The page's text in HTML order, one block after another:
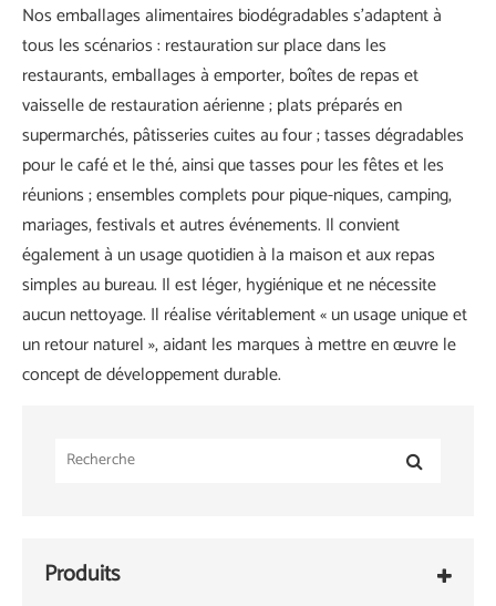
Nos emballages alimentaires biodégradables s'adaptent à
tous les scénarios : restauration sur place dans les
restaurants, emballages à emporter, boîtes de repas et
vaisselle de restauration aérienne ; plats préparés en
supermarchés, pâtisseries cuites au four ; tasses dégradables
pour le café et le thé, ainsi que tasses pour les fêtes et les
réunions ; ensembles complets pour pique-niques, camping,
mariages, festivals et autres événements. Il convient
également à un usage quotidien à la maison et aux repas
simples au bureau. Il est léger, hygiénique et ne nécessite
aucun nettoyage. Il réalise véritablement « un usage unique et
un retour naturel », aidant les marques à mettre en œuvre le
concept de développement durable.
Produits